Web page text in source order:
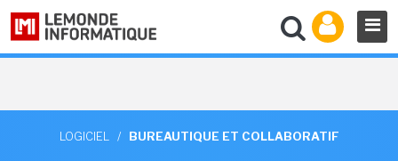
LOGICIEL / BUREAUTIQUE ET COLLABORATIF